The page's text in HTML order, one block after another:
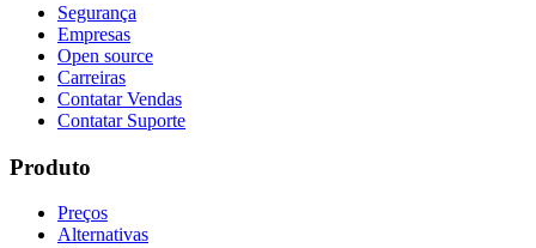
Segurança
Empresas
Open source
Carreiras
Contatar Vendas
Contatar Suporte
Produto
Preços
Alternativas